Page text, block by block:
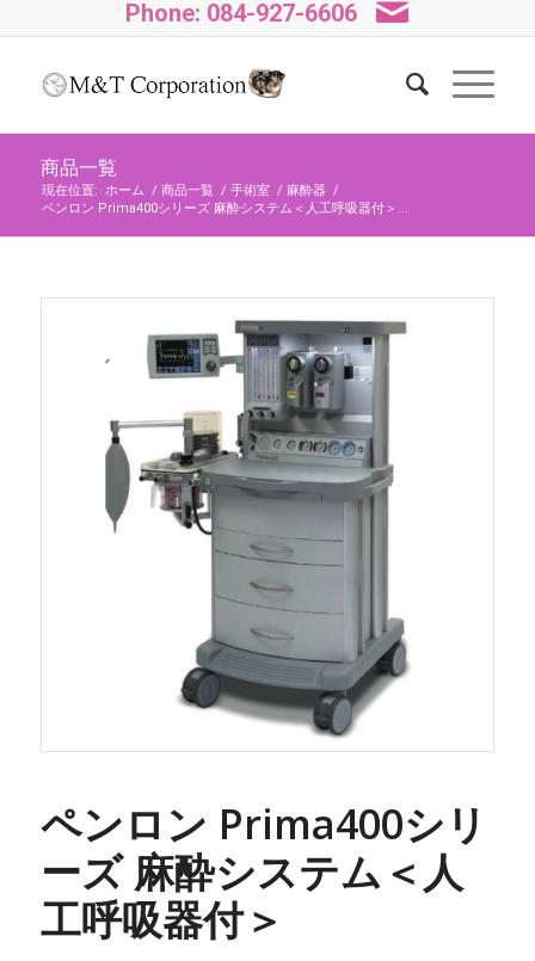
Phone: 084-927-6606
商品一覧
現在位置: ホーム / 商品一覧 / 手術室 / 麻酔器 /
ペンロン Prima400シリーズ 麻酔システム＜人工呼吸器付＞...
ペンロン Prima400シリ
ーズ 麻酔システム＜人
工呼吸器付＞